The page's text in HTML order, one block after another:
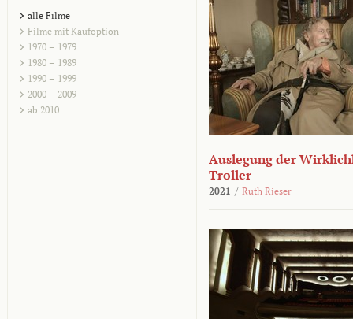
alle Filme
Filme mit Kaufoption
1970 – 1979
1980 – 1989
1990 – 1999
2000 – 2009
ab 2010
Auslegung der
Troller
2021 / Ruth Rieser